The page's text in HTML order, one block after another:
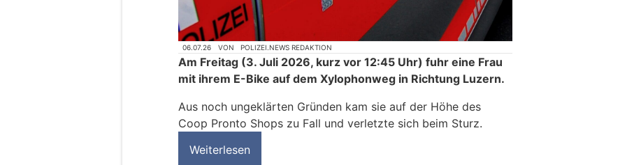
06.07.26 VON POLIZEI.NEWS REDAKTION
Am Freitag (3. Juli 2026, kurz vor 12:45 Uhr) fuhr eine Frau
mit ihrem E-Bike auf dem Xylophonweg in Richtung Luzern.
Aus noch ungeklärten Gründen kam sie auf der Höhe des
Coop Pronto Shops zu Fall und verletzte sich beim Sturz.
Weiterlesen